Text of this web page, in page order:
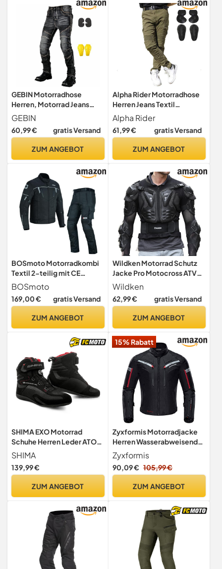
GEBIN Motorradhose
Herren, Motorrad Jeans
Herren mit Protektoren,
Aramidfaser Jeans
Motorrad, Motorrad Hose
(Black,XL)
GEBIN
60,99 € gratis Versand
ZUM ANGEBOT
Alpha Rider Motorradhose
Herren Jeans Textil
Motorrad Hose mit
Protektoren, Sportliche
Motorrad Hose mit
Armee Grün L
Alpha Rider
61,99 € gratis Versand
ZUM ANGEBOT
BOSmoto Motorradkombi
Textil 2-teilig mit CE
Protektoren –
Motorradjacke und
Motorradhose für
Motorradjacke mit
Motorradkombi Textil
BOSmoto
169,00 € gratis Versand
ZUM ANGEBOT
Wildken Motorrad Schutz
Jacke Pro Motocross ATV
Protektorenjacke mit
Rückenprotektor Scooter
MTB Enduro für Damen und
Wildken
62,99 € gratis Versand
ZUM ANGEBOT
SHIMA EXO Motorrad
Schuhe Herren Leder ATOP
Verschluss Motorradstiefel
Protektoren Sneaker
Rutschfeste Sohle
Bikerboots (Schwarz, 44)
SHIMA
139,99 €
ZUM ANGEBOT
15% Rabatt
Zyxformis Motorradjacke
Herren Wasserabweisend
Winddicht, Motorrad Jacke
mit Schulter & Ellbogen
Protektoren für Sommer &
Zyxformis
90,09 € 105,99 €
ZUM ANGEBOT